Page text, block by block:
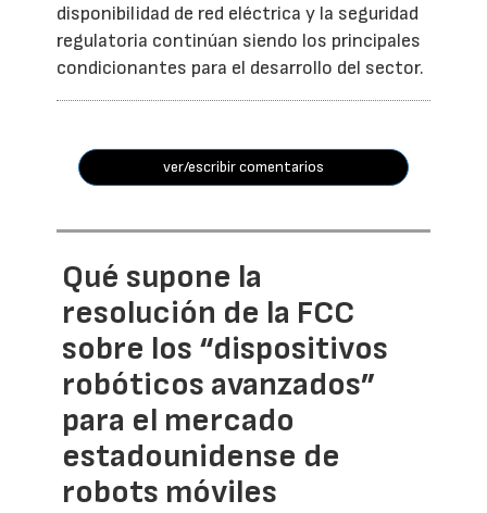
disponibilidad de red eléctrica y la seguridad
regulatoria continúan siendo los principales
condicionantes para el desarrollo del sector.
ver/escribir comentarios
Qué supone la
resolución de la FCC
sobre los “dispositivos
robóticos avanzados”
para el mercado
estadounidense de
robots móviles